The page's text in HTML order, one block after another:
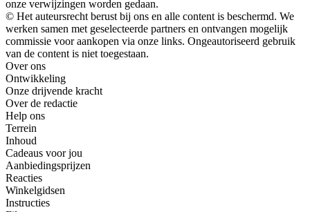
onze verwijzingen worden gedaan.
© Het auteursrecht berust bij ons en alle content is beschermd. We
werken samen met geselecteerde partners en ontvangen mogelijk
commissie voor aankopen via onze links. Ongeautoriseerd gebruik
van de content is niet toegestaan.
Over ons
Ontwikkeling
Onze drijvende kracht
Over de redactie
Help ons
Terrein
Inhoud
Cadeaus voor jou
Aanbiedingsprijzen
Reacties
Winkelgidsen
Instructies